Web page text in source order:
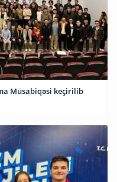
Müsabiqəsi keçirilib